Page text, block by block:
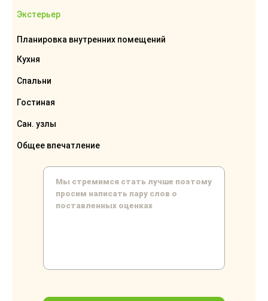
Экстерьер
Планировка внутренних помещений
Кухня
Спальни
Гостиная
Сан. узлы
Общее впечатление